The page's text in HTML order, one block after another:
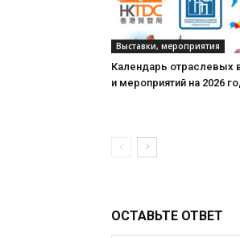
Выставки, мероприятия
Календарь отраслевых
и мероприятий на 2026
ОСТАВЬТЕ ОТВЕТ